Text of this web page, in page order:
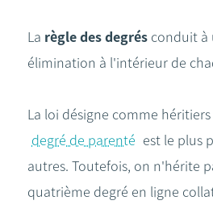
La règle des degrés conduit à
élimination à l'intérieur de
La loi désigne comme
degré de parenté est le plus
autres. Toutefois, on n'hérite
quatrième degré en ligne